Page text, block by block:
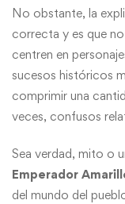
No obstante, la
correcta y es que
centren en
sucesos históricos
comprimir una
veces, confusos
Sea verdad, mito o
Emperador
del mundo del